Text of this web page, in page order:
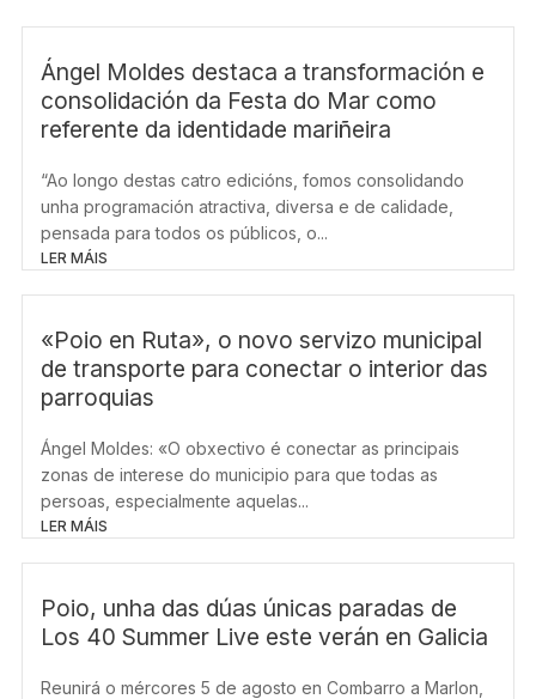
m
Ángel Moldes destaca a transformación e
consolidación da Festa do Mar como
referente da identidade mariñeira
“Ao longo destas catro edicións, fomos consolidando
unha programación atractiva, diversa e de calidade,
pensada para todos os públicos, o...
LER MÁIS
«Poio en Ruta», o novo servizo municipal
de transporte para conectar o interior das
parroquias
Ángel Moldes: «O obxectivo é conectar as principais
zonas de interese do municipio para que todas as
persoas, especialmente aquelas...
LER MÁIS
Poio, unha das dúas únicas paradas de
Los 40 Summer Live este verán en Galicia
Reunirá o mércores 5 de agosto en Combarro a Marlon,